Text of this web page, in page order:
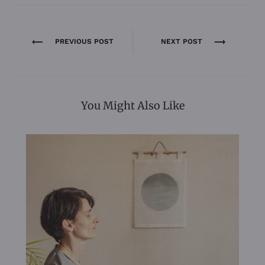
NavigationPREVIOUS POST NEXT POST
You Might Also Like